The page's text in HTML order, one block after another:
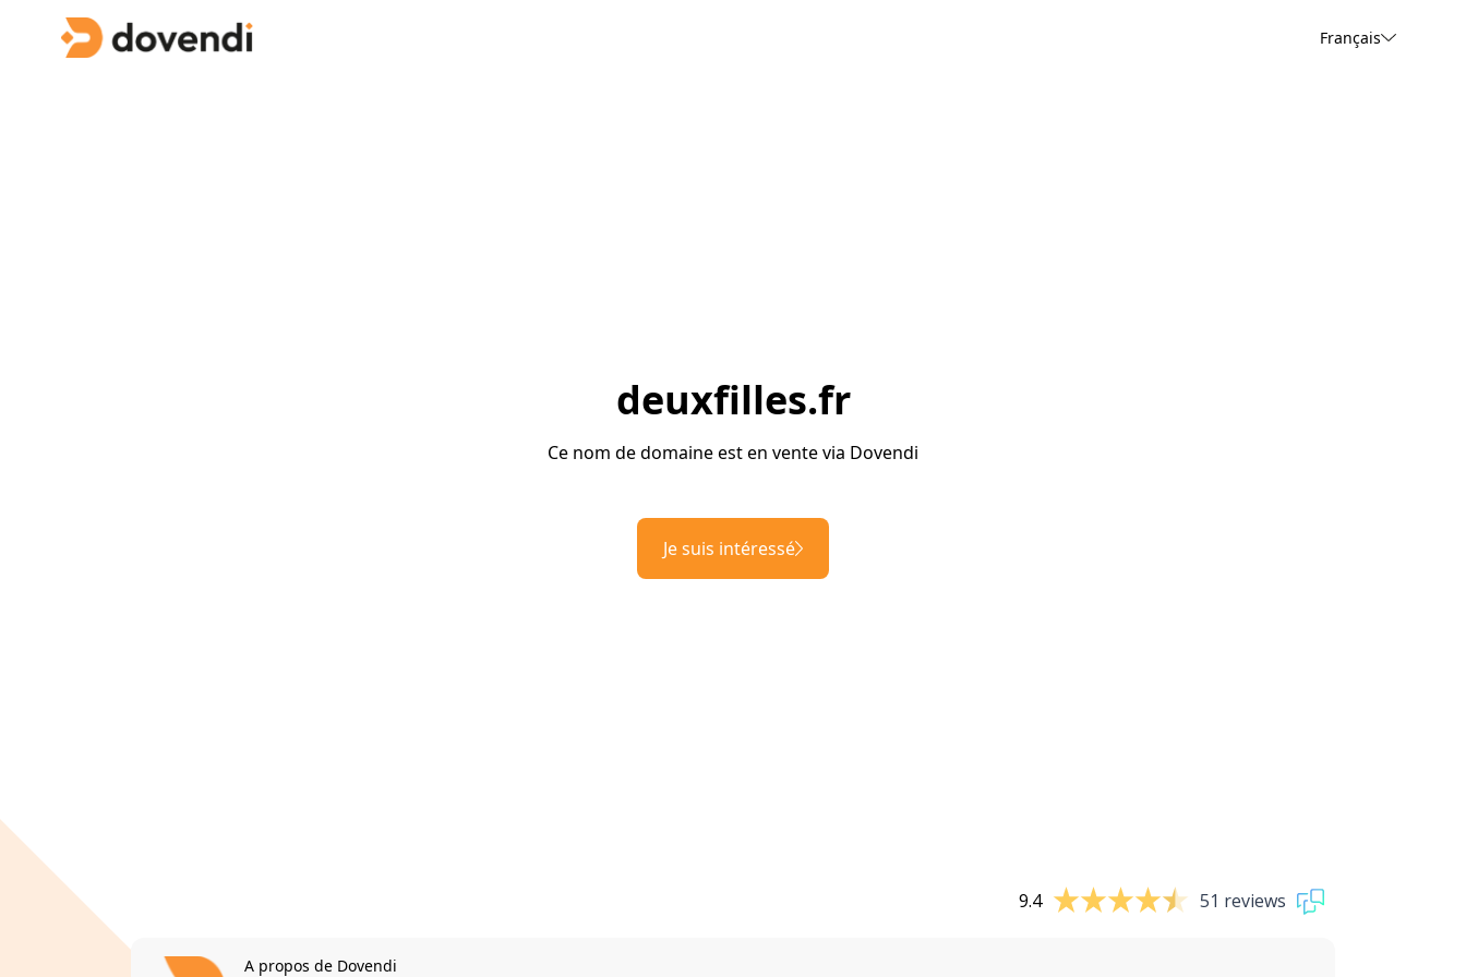
Français
deuxfilles.fr
Ce nom de domaine est en vente via Dovendi
Je suis intéressé
9.4 51 reviews
A propos de Dovendi